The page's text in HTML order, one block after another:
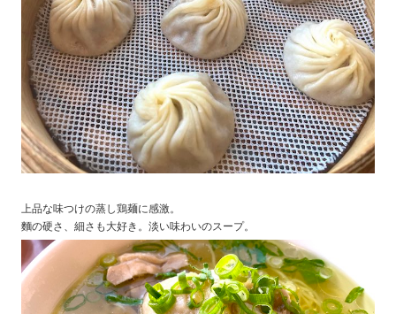
上品な味つけの蒸し鶏麺に感激。
麵の硬さ、細さも大好き。淡い味わいのスープ。